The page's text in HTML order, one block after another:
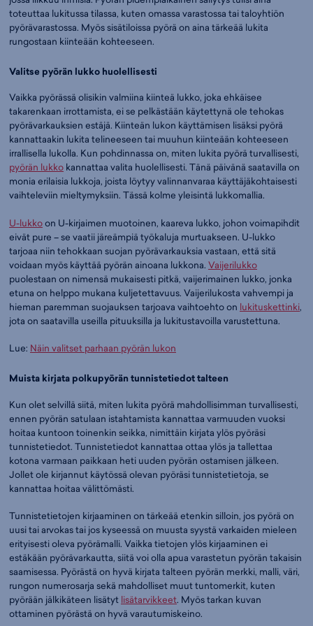
toteuttaa lukitussa tilassa, kuten omassa varastossa tai taloyhtiön
pyörävarastossa. Myös sisätiloissa pyörä on aina tärkeää lukita
rungostaan kiinteään kohteeseen.
Valitse pyörän lukko huolellisesti
Vaikka pyörässä olisikin valmiina kiinteä lukko, joka ehkäisee
takarenkaan irrottamista, ei se pelkästään käytettynä ole tehokas
pyörävarkauksien estäjä. Kiinteän lukon käyttämisen lisäksi pyörä
kannattaakin lukita telineeseen tai muuhun kiinteään kohteeseen
irrallisella lukolla. Kun pohdinnassa on, miten lukita pyörä turvallisesti,
pyörän lukko kannattaa valita huolellisesti. Tänä päivänä saatavilla on
monia erilaisia lukkoja, joista löytyy valinnanvaraa käyttäjäkohtaisesti
vaihteleviin mieltymyksiin. Tässä kolme yleisintä lukkomallia.
U-lukkoon U-kirjaimen muotoinen, kaareva lukko, johon voimapihdit
eivät pure – se vaatii järeämpiä työkaluja murtuakseen. U-lukko
tarjoaa niin tehokkaan suojan pyörävarkauksia vastaan, että sitä
voidaan myös käyttää pyörän ainoana lukkona. Vaijerilukko
puolestaan on nimensä mukaisesti pitkä, vaijerimainen lukko, jonka
etuna on helppo mukana kuljetettavuus. Vaijerilukosta vahvempi ja
hieman paremman suojauksen tarjoava vaihtoehto on lukituskettinki,
jota on saatavilla useilla pituuksilla ja lukitustavoilla varustettuna.
Lue: Näin valitset parhaan pyörän lukon
Muista kirjata polkupyörän tunnistetiedot talteen
Kun olet selvillä siitä, miten lukita pyörä mahdollisimman turvallisesti,
ennen pyörän satulaan istahtamista kannattaa varmuuden vuoksi
hoitaa kuntoon toinenkin seikka, nimittäin kirjata ylös pyöräsi
tunnistetiedot. Tunnistetiedot kannattaa ottaa ylös ja tallettaa
kotona varmaan paikkaan heti uuden pyörän ostamisen jälkeen.
Jollet ole kirjannut käytössä olevan pyöräsi tunnistetietoja, se
kannattaa hoitaa välittömästi.
Tunnistetietojen kirjaaminen on tärkeää etenkin silloin, jos pyörä on
uusi tai arvokas tai jos kyseessä on muusta syystä varkaiden mieleen
erityisesti oleva pyörämalli. Vaikka tietojen ylös kirjaaminen ei
estäkään pyörävarkautta, siitä voi olla apua varastetun pyörän takaisin
saamisessa. Pyörästä on hyvä kirjata talteen pyörän merkki, malli, väri,
rungon numerosarja sekä mahdolliset muut tuntomerkit, kuten
pyörään jälkikäteen lisätyt lisätarvikkeet. Myös tarkan kuvan
ottaminen pyörästä on hyvä varautumiskeino.